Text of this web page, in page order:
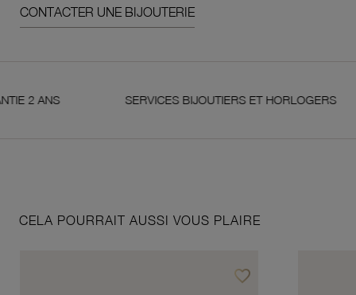
CONTACTER UNE BIJOUTERIE
SERVICES BIJOUTIERS ET HORLOGERS
CELA POURRAIT AUSSI VOUS PLAIRE
favorite_borderAjouter à vos favoris